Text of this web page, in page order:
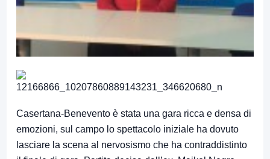
Casertana-Benevento è stata una gara ricca e densa di
emozioni, sul campo lo spettacolo iniziale ha dovuto
lasciare la scena al nervosismo che ha contraddistinto